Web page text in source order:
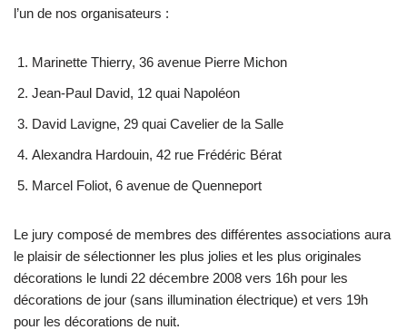
l’un de nos organisateurs :
Marinette Thierry, 36 avenue Pierre Michon
Jean-Paul David, 12 quai Napoléon
David Lavigne, 29 quai Cavelier de la Salle
Alexandra Hardouin, 42 rue Frédéric Bérat
Marcel Foliot, 6 avenue de Quenneport
Le jury composé de membres des différentes associations aura
le plaisir de sélectionner les plus jolies et les plus originales
décorations le lundi 22 décembre 2008 vers 16h pour les
décorations de jour (sans illumination électrique) et vers 19h
pour les décorations de nuit.